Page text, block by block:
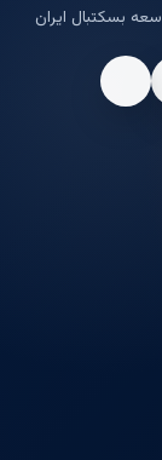
بسکتبال ایران